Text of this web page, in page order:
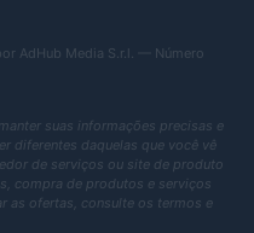
AdHub Media S.r.l. — Número
suas informações precisas e
diferentes daquelas que você vê
de serviços ou site de produto
compra de produtos e serviços
as ofertas, consulte os termos e